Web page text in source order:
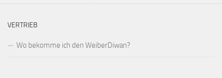
VERTRIEB
Wo bekomme ich den WeiberDiwan?